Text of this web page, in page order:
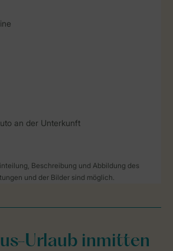
an der Unterkunft
Beschreibung und Abbildung des
und der Bilder sind möglich.
Urlaub inmitten